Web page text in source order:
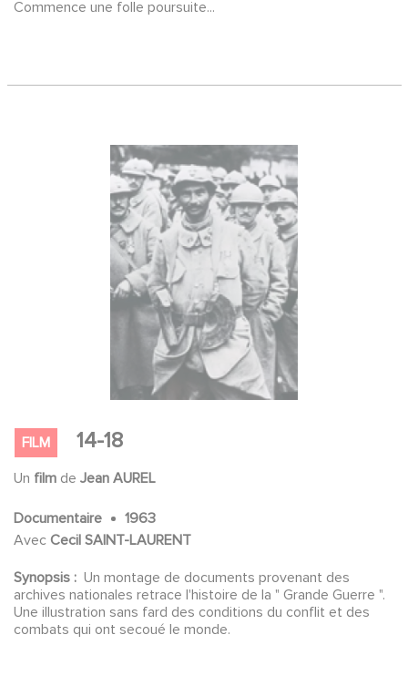
Commence une folle poursuite...
FILM 14-18
Un film de Jean AUREL
Documentaire
1963
Avec Cecil SAINT-LAURENT
Synopsis : Un montage de documents provenant des
archives nationales retrace l'histoire de la " Grande Guerre ".
Une illustration sans fard des conditions du conflit et des
combats qui ont secoué le monde.